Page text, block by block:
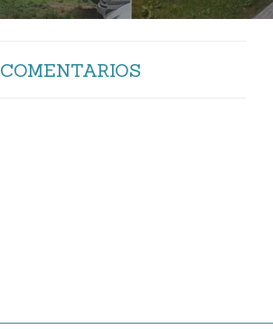
COMENTARIOS